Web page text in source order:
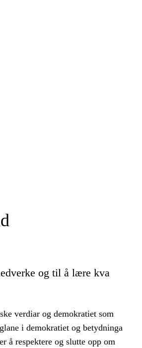
og til å lære kva
verdiar og demokratiet som
i demokratiet og betydninga
å respektere og slutte opp om